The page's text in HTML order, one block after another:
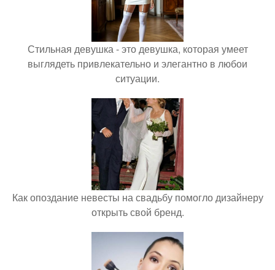
Стильная девушка - это девушка, которая умеет
выглядеть привлекательно и элегантно в любои
ситуации.
Как опоздание невесты на свадьбу помогло дизайнеру
открыть свой бренд.